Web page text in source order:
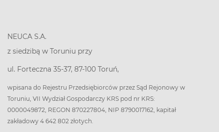
NEUCA S.A.
z siedzibą w Toruniu przy
ul. Forteczna 35-37, 87-100 Toruń,
wpisana do Rejestru Przedsiębiorców przez Sąd Rejonowy w
Toruniu, VII Wydział Gospodarczy KRS pod nr KRS:
0000049872, REGON 870227804, NIP 8790017162, kapitał
zakładowy 4 642 802 złotych.